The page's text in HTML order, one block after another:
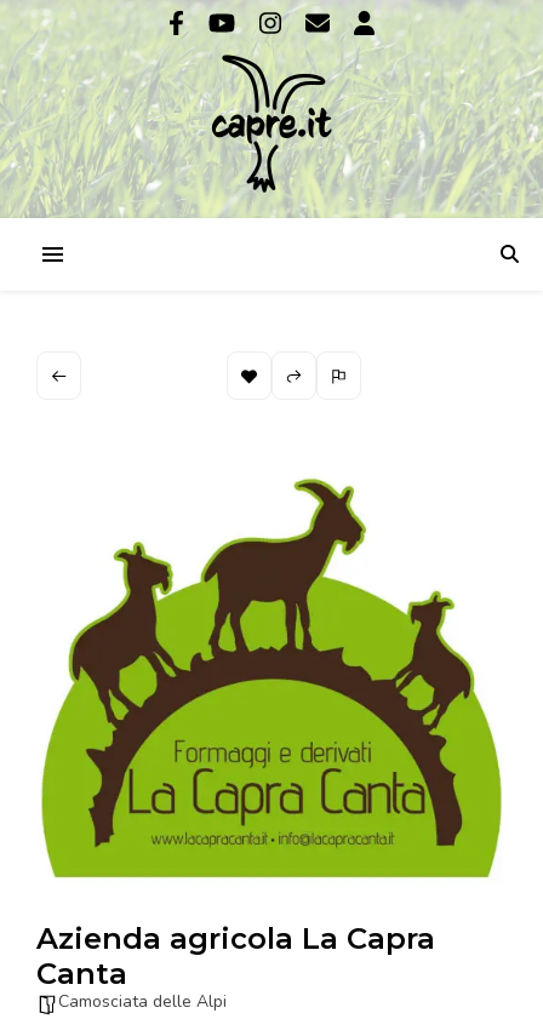
Azienda agricola La Capra
Canta
Camosciata delle Alpi